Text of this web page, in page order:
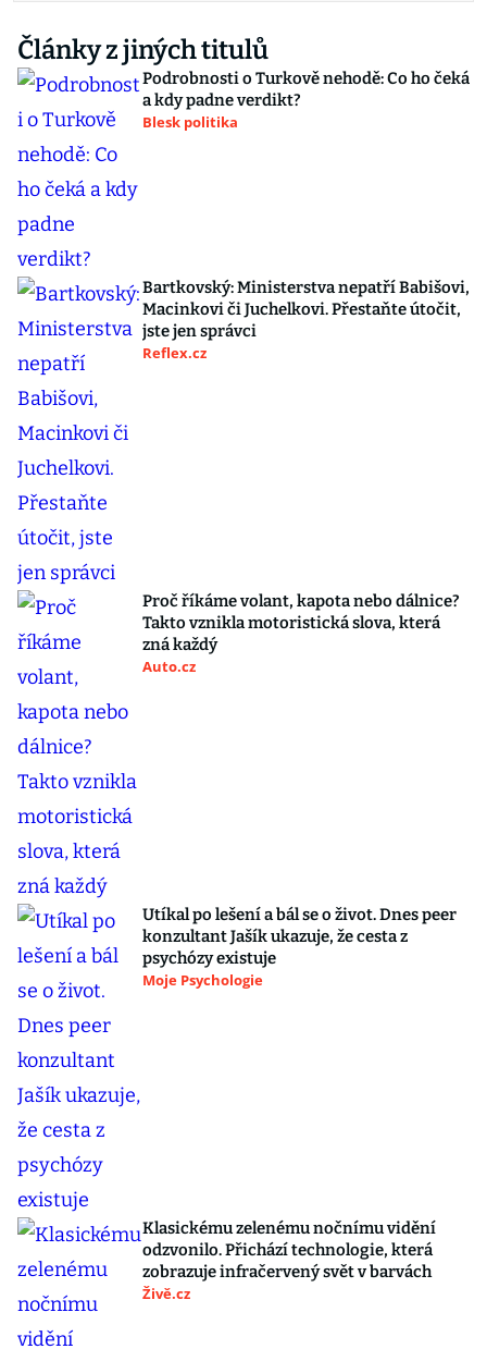
Články z jiných titulů
Podrobnosti o Turkově nehodě: Co ho čeká
a kdy padne verdikt?
Blesk politika
Bartkovský: Ministerstva nepatří Babišovi,
Macinkovi či Juchelkovi. Přestaňte útočit,
jste jen správci
Reflex.cz
Proč říkáme volant, kapota nebo dálnice?
Takto vznikla motoristická slova, která
zná každý
Auto.cz
Utíkal po lešení a bál se o život. Dnes peer
konzultant Jašík ukazuje, že cesta z
psychózy existuje
Moje Psychologie
Klasickému zelenému nočnímu vidění
odzvonilo. Přichází technologie, která
zobrazuje infračervený svět v barvách
Živě.cz